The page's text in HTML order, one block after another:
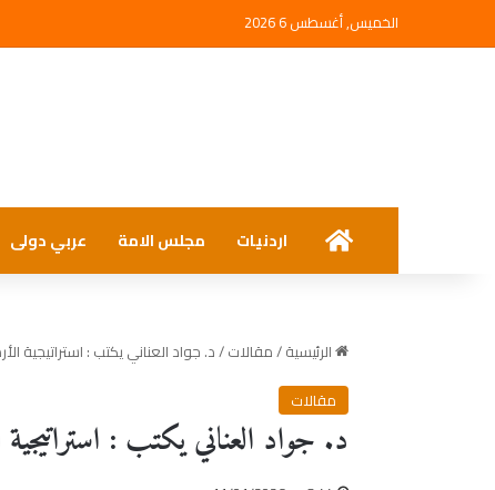
الخميس, أغسطس 6 2026
الرئيسيةاردنيات مجلس الامة عربي دولى
الرئيسية/مقالات/د. جواد العناني يكتب : استراتيجية
مقالات
د. جواد العناني يكتب : استراتيجية